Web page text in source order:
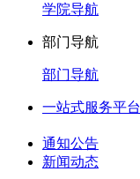
学院导航
部门导航
部门导航
一站式服务平台
通知公告
新闻动态